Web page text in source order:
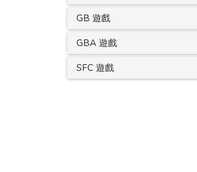
GB 遊戲
GBA 遊戲
SFC 遊戲